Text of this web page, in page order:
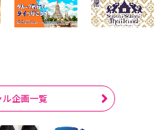
ル企画一覧